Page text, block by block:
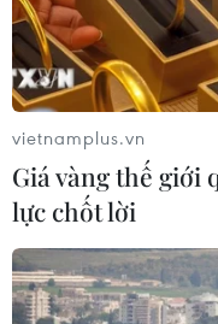
vietnamplus.vn
Giá vàng thế giới
lực chốt lời